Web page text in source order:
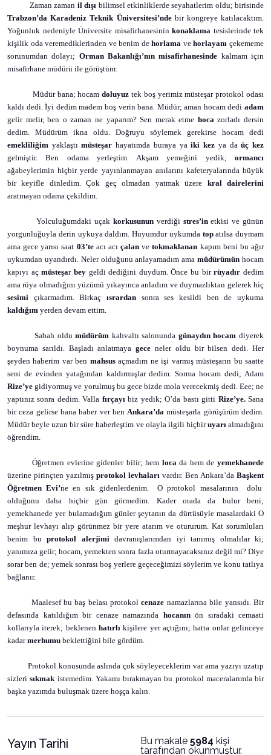
Zaman zaman il dışı bilimsel etkinliklerde seyahatlerim oldu; birisinde
Trabzon’da Karadeniz Teknik Üniversitesi’ndebir kongreye katılacaktım.
Yoğunluk nedeniyle Üniversite misafirhanesinin konaklama tesislerinde tek
kişilik oda veremediklerinden ve benim dehorlama vehorlayanı çekememe
sorunumdan dolayı; Orman Bakanlığı’nın misafirhanesinde kalmam için
misafirhane müdürü ile görüştüm:
Müdür bana; hocamdoluyuz tek boş yerimiz müsteşar protokol odası
kaldı dedi. İyi dedim madem boş verin bana. Müdür; aman hocam dedi adam
gelir melir, ben o zaman ne yaparım? Sen merak etme hocazorladı dersin
dedim. Müdürüm ikna oldu. Doğruyu söylemek gerekirse hocam dedi
emekliliğim yaklaştımüsteşar hayatımda buraya yaiki kez ya daüç kez
gelmiştir. Ben odama yerleştim. Akşam yemeğini yedik; ormancı
ağabeylerimin hiçbir yerde yayınlanmayan anılarını kafeteryalarında büyük
bir keyifle dinledim. Çok geç olmadan yatmak üzere kral dairelerini
aratmayan odama çekildim.
Yolculuğumdaki uçak korkusununverdiği stres’inetkisi ve günün
yorgunluğuyla derin uykuya daldım. Huyumdur uykumda topatılsa duymam
ama gece yarısı saat 03’teacı acıçalan vetokmaklanan kapım beni bu ağır
uykumdan uyandırdı. Neler olduğunu anlayamadım amamüdürümün hocam
kapıyı açmüsteşar beygeldi dediğini duydum. Önce bu birrüyadır dedim
ama rüya olmadığını yüzümü yıkayınca anladım ve duymazlıktan gelerek hiç
sesimi çıkarmadım. Birkaç ısrardan sonra ses kesildi ben de uykuma
kaldığım yerden devam ettim.
Sabah oldumüdürüm kahvaltı salonunda günaydın hocam diyerek
boynuma sarıldı. Başladı anlatmayageceneler oldu bir bilsen dedi. Her
şeyden haberim var ben mahsusaçmadım ne işi varmış müsteşarın bu saatte
seni de evinden yatağından kaldırmışlar dedim. Sorma hocam dedi; Adam
Rize’ye gidiyormuş ve yorulmuş bu gece bizde mola verecekmiş dedi. Eee; ne
yaptınız sonra dedim. Valla fırçayıbiz yedik; O’da bastı gitti Rize’ye.Sana
bir ceza gelirse bana haber ver benAnkara’da müsteşarla görüşürüm dedim.
Müdür beyle uzun bir süre haberleştim ve olayla ilgili hiçbiruyarıalmadığını
öğrendim.
Öğretmen evlerine gidenler bilir; hem locada hem deyemekhanede
üzerine pirinçten yazılmış protokol levhaları vardır. Ben Ankara’da Başkent
Öğretmen Evi’ne en sık gidenlerdenim. O protokol masalarının
dolu
olduğunu daha hiçbir gün görmedim. Kader orada da bulur beni;
yemekhanede yer bulamadığım günler şeytanın da dürtüsüyle masalardaki O
meşhur levhayı alıp görünmez bir yere atarım ve otururum. Kat sorumluları
benim bu protokol alerjimidavranışlarımdan iyi tanımış olmalılar ki;
yanımıza gelir; hocam, yemekten sonra fazla oturmayacaksınız değil mi? Diye
sorar ben de; yemek sonrası boş yerlere geçeceğimizi söylerim ve konu tatlıya
bağlanır.
Maalesef bu baş belası protokolcenaze namazlarına bile yansıdı. Bir
defasında katıldığım bir cenaze namazında hocanınön sıradaki cemaati
kollarıyla iterek; beklenen hatırlı kişilere yer açtığını; hatta onlar gelinceye
kadarmerhumu beklettiğini bile gördüm.
Protokol konusunda aslında çok söyleyeceklerim var ama yazıyı uzatıp
sizlerisıkmak istemedim. Yakamı bırakmayan bu protokol maceralarımla bir
başka yazımda buluşmak üzere hoşça kalın.
Yayın Tarihi Bu makale 5984 kişi
tarafından okunmuştur.